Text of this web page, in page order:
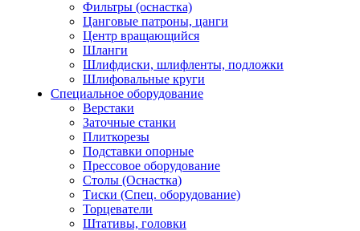
Фильтры (оснастка)
Цанговые патроны, цанги
Центр вращающийся
Шланги
Шлифдиски, шлифленты, подложки
Шлифовальные круги
Специальное оборудование
Верстаки
Заточные станки
Плиткорезы
Подставки опорные
Прессовое оборудование
Столы (Оснастка)
Тиски (Спец. оборудование)
Торцеватели
Штативы, головки